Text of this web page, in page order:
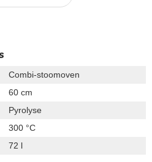
Combi-stoomoven
60 cm
Pyrolyse
300 °C
72 l